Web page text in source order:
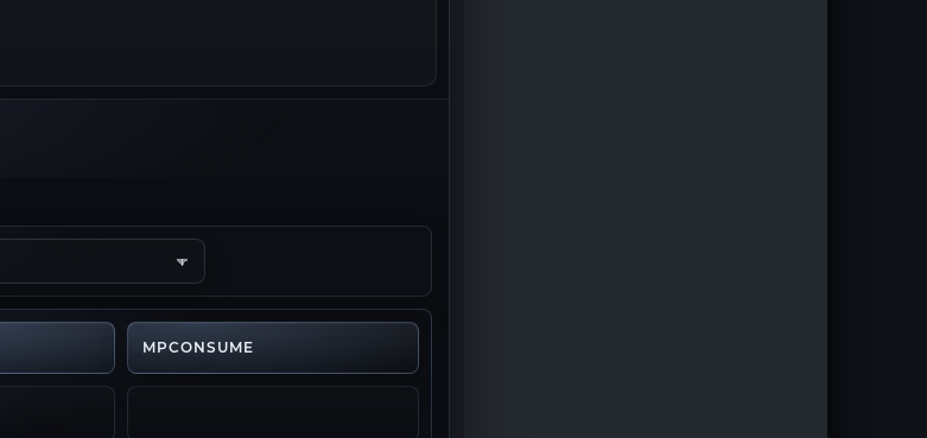
MPCONSUME